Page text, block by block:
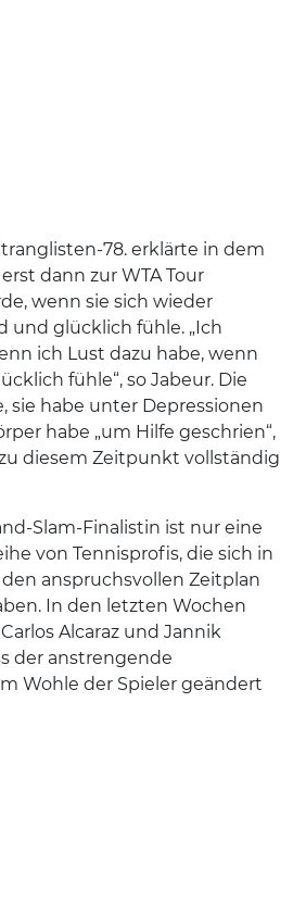
78. erklärte in dem
dann zur WTA Tour
wenn sie sich wieder
und glücklich fühle. „Ich
ich Lust dazu habe, wenn
fühle“, so Jabeur. Die
sie habe unter Depressionen
habe „um Hilfe geschrien“,
diesem Zeitpunkt vollständig
Slam-Finalistin ist nur eine
von Tennisprofis, die sich in
anspruchsvollen Zeitplan
In den letzten Wochen
Alcaraz und Jannik
der anstrengende
Wohle der Spieler geändert